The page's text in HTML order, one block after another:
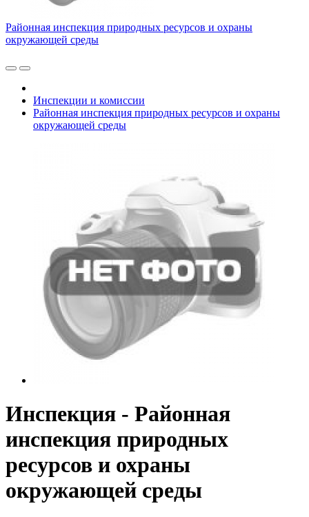
Районная инспекция природных ресурсов и охраны
окружающей среды
Инспекции и комиссии
Районная инспекция природных ресурсов и охраны
окружающей среды
Инспекция - Районная
инспекция природных
ресурсов и охраны
окружающей среды